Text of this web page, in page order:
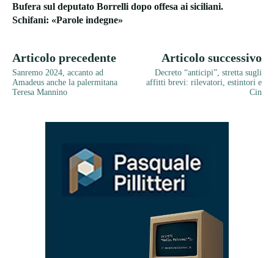
Bufera sul deputato Borrelli dopo offesa ai siciliani.
Schifani: «Parole indegne»
Articolo precedente
Sanremo 2024, accanto ad
Amadeus anche la palermitana
Teresa Mannino
Articolo successivo
Decreto “anticipi”, stretta sugli
affitti brevi: rilevatori, estintori e
Cin